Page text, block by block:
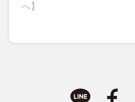
へ】